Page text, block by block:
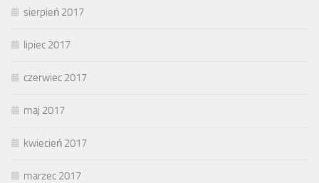
sierpień 2017
lipiec 2017
czerwiec 2017
maj 2017
kwiecień 2017
marzec 2017